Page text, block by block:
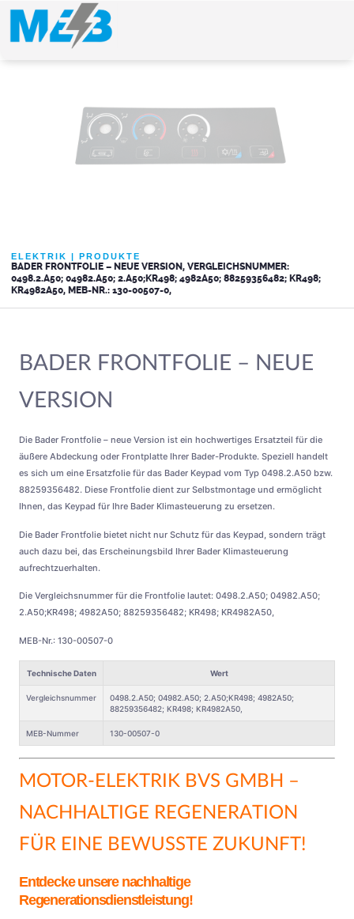
ELEKTRIK PRODUKTE
BADER FRONTFOLIE – NEUE VERSION, VERGLEICHSNUMMER:
0498.2.A50; 04982.A50; 2.A50;KR498; 4982A50; 88259356482; KR498;
KR4982A50, MEB-NR.: 130-00507-0,
BADER FRONTFOLIE – NEUE
VERSION
Die Bader Frontfolie – neue Version ist ein hochwertiges Ersatzteil für die
äußere Abdeckung oder Frontplatte Ihrer Bader-Produkte. Speziell handelt
es sich um eine Ersatzfolie für das Bader Keypad vom Typ 0498.2.A50 bzw.
88259356482. Diese Frontfolie dient zur Selbstmontage und ermöglicht
Ihnen, das Keypad für Ihre Bader Klimasteuerung zu ersetzen.
Die Bader Frontfolie bietet nicht nur Schutz für das Keypad, sondern trägt
auch dazu bei, das Erscheinungsbild Ihrer Bader Klimasteuerung
aufrechtzuerhalten.
Die Vergleichsnummer für die Frontfolie lautet: 0498.2.A50; 04982.A50;
2.A50;KR498; 4982A50; 88259356482; KR498; KR4982A50,
MEB-Nr.: 130-00507-0
Technische Daten Wert
Vergleichsnummer
0498.2.A50; 04982.A50; 2.A50;KR498; 4982A50;
88259356482; KR498; KR4982A50,
MEB-Nummer 130-00507-0
MOTOR-ELEKTRIK BVS GMBH –
NACHHALTIGE REGENERATION
FÜR EINE BEWUSSTE ZUKUNFT!
Entdecke unsere nachhaltige
Regenerationsdienstleistung!